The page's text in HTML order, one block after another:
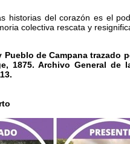
historias del corazón es el
colectiva rescata y
Pueblo de Campana trazado
1875. Archivo General de